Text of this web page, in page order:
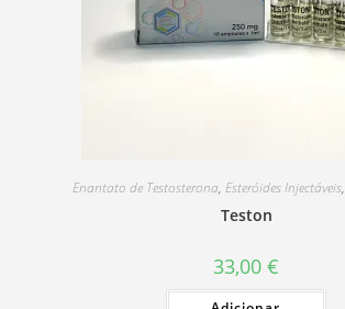
Enantato de Testosterona, Esteróides Injectáveis,
Teston
33,00 €